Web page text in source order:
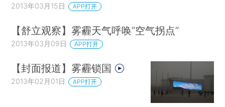
2013年03月15日 APP打开
【舒立观察】雾霾天气呼唤“空气拐点”
2013年03月09日 APP打开
【封面报道】雾霾锁国
2013年02月01日 APP打开